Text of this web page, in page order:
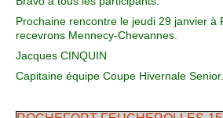
Prochaine rencontre le jeudi 29 janvier à
recevrons Mennecy-Chevannes.
Jacques CINQUIN
Capitaine équipe Coupe Hivernale Senior.